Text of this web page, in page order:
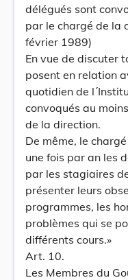
délégués sont
par le chargé de la
février 1989)
En vue de discuter
posent en relation
quotidien de
convoqués au
de la direction.
De même, le
une fois par an les
par les stagiaires
présenter leurs
programmes, les
problèmes qui se
différents cours.»
Art. 10.
Les Membres du